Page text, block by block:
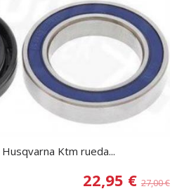
Ktm rueda...
22,95 € 27,00 €